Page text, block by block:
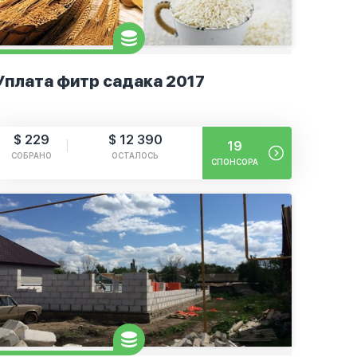
фитр садака 2017
$ 229
СОБРАНО
$ 12 390
ОСТАЛОСЬ
19
СПОНСОРА